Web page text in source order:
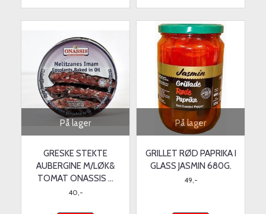
På lager
GRESKE STEKTE
AUBERGINE M/LØK&
TOMAT ONASSIS ...
40,-
På lager
GRILLET RØD PAPRIKA I
GLASS JASMIN 680G.
49,-